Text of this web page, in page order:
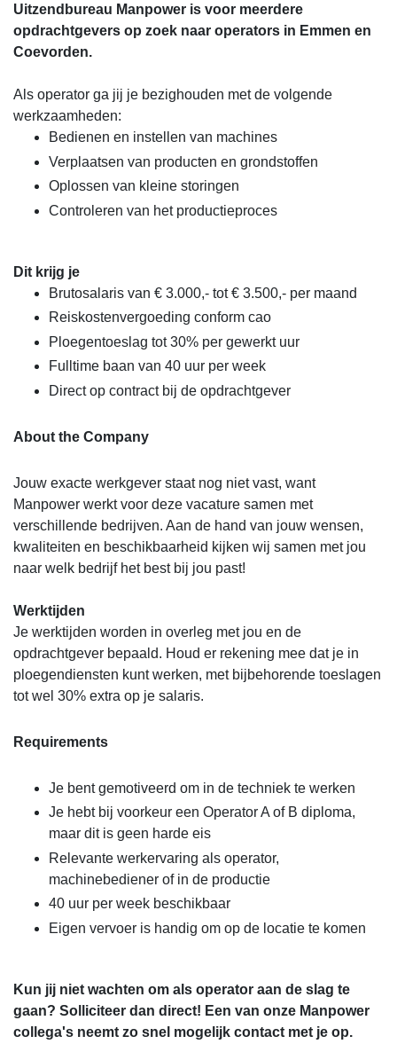
Uitzendbureau Manpower is voor meerdere
opdrachtgevers op zoek naar operators in Emmen en
Coevorden.
Als operator ga jij je bezighouden met de volgende
werkzaamheden:
Bedienen en instellen van machines
Verplaatsen van producten en grondstoffen
Oplossen van kleine storingen
Controleren van het productieproces
Dit krijg je
Brutosalaris van € 3.000,- tot € 3.500,- per maand
Reiskostenvergoeding conform cao
Ploegentoeslag tot 30% per gewerkt uur
Fulltime baan van 40 uur per week
Direct op contract bij de opdrachtgever
About the Company
Jouw exacte werkgever staat nog niet vast, want
Manpower werkt voor deze vacature samen met
verschillende bedrijven. Aan de hand van jouw wensen,
kwaliteiten en beschikbaarheid kijken wij samen met jou
naar welk bedrijf het best bij jou past!
Werktijden
Je werktijden worden in overleg met jou en de
opdrachtgever bepaald. Houd er rekening mee dat je in
ploegendiensten kunt werken, met bijbehorende toeslagen
tot wel 30% extra op je salaris.
Requirements
Je bent gemotiveerd om in de techniek te werken
Je hebt bij voorkeur een Operator A of B diploma,
maar dit is geen harde eis
Relevante werkervaring als operator,
machinebediener of in de productie
40 uur per week beschikbaar
Eigen vervoer is handig om op de locatie te komen
Kun jij niet wachten om als operator aan de slag te
gaan? Solliciteer dan direct! Een van onze Manpower
collega's neemt zo snel mogelijk contact met je op.